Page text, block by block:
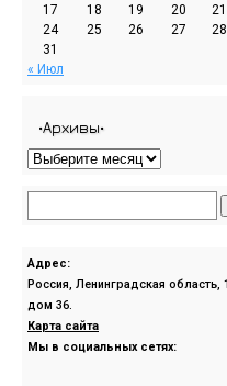
17
18 19 20 21
24
25 26 27 28
31
« Июл
•Архивы•
Адрес:
Россия, Ленинградская
дом 36.
Карта сайта
Мы в социальных сетях: